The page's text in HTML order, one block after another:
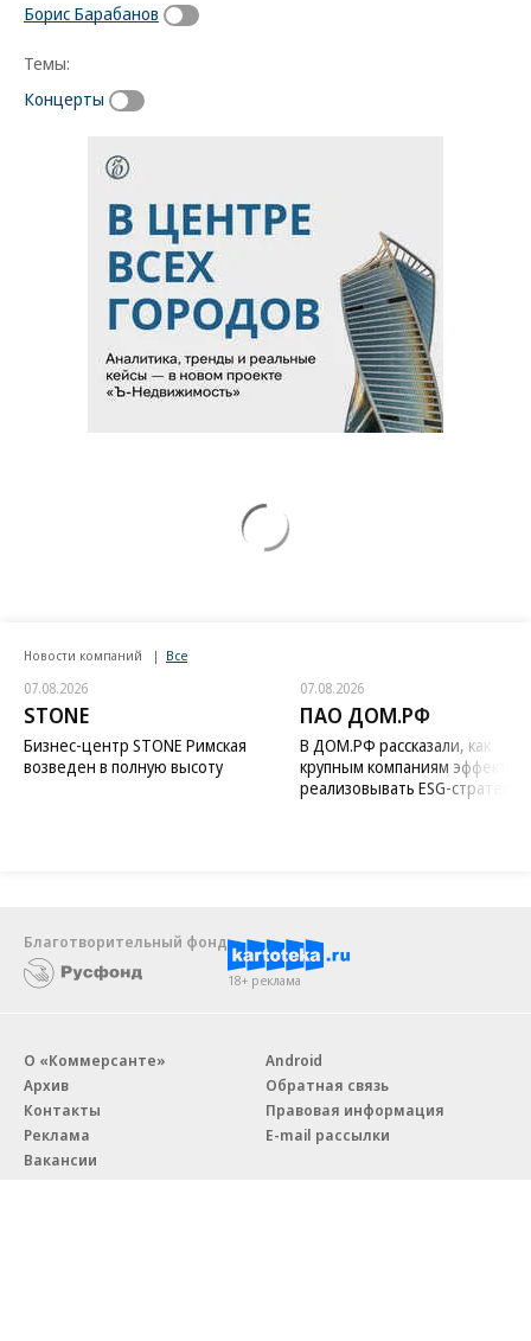
Борис Барабанов
Темы:
Концерты
Новости компаний Все
07.08.2026
STONE
Бизнес-центр STONE Римская
возведен в полную высоту
07.08.2026
ПАО ДОМ.РФ
В ДОМ.РФ рассказали, как
крупным компаниям
реализовывать ESG-стратегию
Благотворительный фонд
18+ реклама
О «Коммерсанте»
Архив
Контакты
Реклама
Вакансии
Android
Обратная связь
Правовая информация
E-mail рассылки